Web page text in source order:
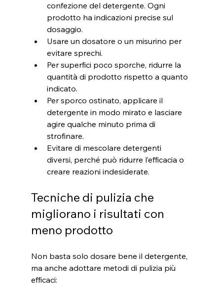
confezione del detergente. Ogni
prodotto ha indicazioni precise sul
dosaggio.
Usare un dosatore o un misurino per
evitare sprechi.
Per superfici poco sporche, ridurre la
quantità di prodotto rispetto a quanto
indicato.
Per sporco ostinato, applicare il
detergente in modo mirato e lasciare
agire qualche minuto prima di
strofinare.
Evitare di mescolare detergenti
diversi, perché può ridurre l’efficacia o
creare reazioni indesiderate.
Tecniche di pulizia che
migliorano i risultati con
meno prodotto
Non basta solo dosare bene il detergente,
ma anche adottare metodi di pulizia più
efficaci: